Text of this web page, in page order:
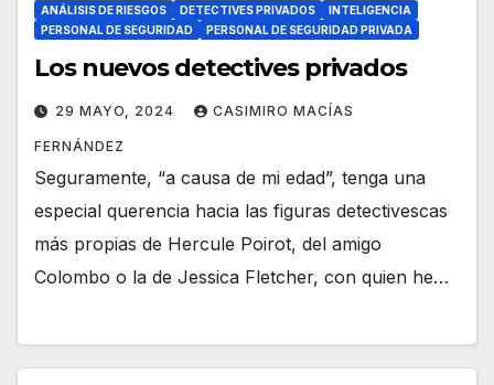
ANÁLISIS DE RIESGOS DETECTIVES PRIVADOS
INTELIGENCIA
PERSONAL DE SEGURIDAD
PERSONAL DE SEGURIDAD PRIVADA
Los nuevos detectives privados
29 MAYO, 2024 CASIMIRO MACÍAS
FERNÁNDEZ
Seguramente, “a causa de mi edad”, tenga una
especial querencia hacia las figuras detectivescas
más propias de Hercule Poirot, del amigo
Colombo o la de Jessica Fletcher, con quien he…